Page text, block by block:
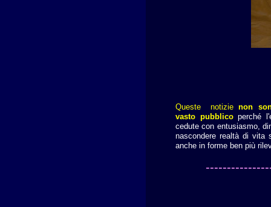
Queste notizienon
vasto pubblicoperché
cedute con entusiasmo,
nascondere realtà di vita
anche in forme ben più